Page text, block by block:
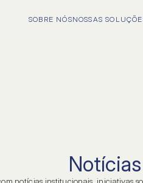
SOBRE NÓSNOSSAS
Notícias
notícias institucionais, iniciativas